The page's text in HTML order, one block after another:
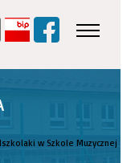
w Szkole Muzycznej